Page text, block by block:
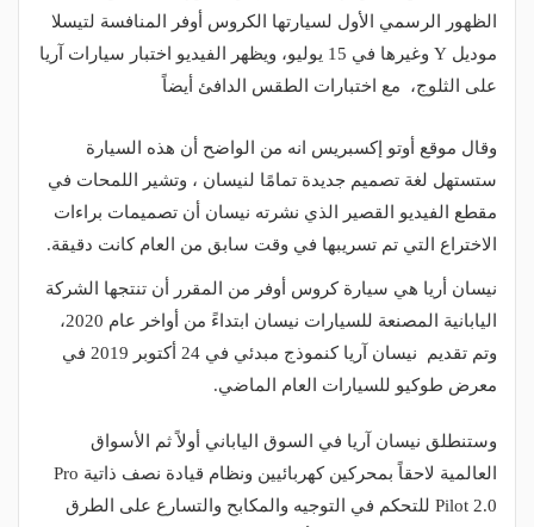
الظهور الرسمي الأول لسيارتها الكروس أوفر المنافسة لتيسلا
موديل Y وغيرها في 15 يوليو، ويظهر الفيديو اختبار سيارات آريا
على الثلوج، مع اختبارات الطقس الدافئ أيضاً
وقال موقع أوتو إكسبريس انه من الواضح أن هذه السيارة
ستستهل لغة تصميم جديدة تمامًا لنيسان ، وتشير اللمحات في
مقطع الفيديو القصير الذي نشرته نيسان أن تصميمات براءات
الاختراع التي تم تسريبها في وقت سابق من العام كانت دقيقة.
نيسان أريا هي سيارة كروس أوفر من المقرر أن تنتجها الشركة
اليابانية المصنعة للسيارات نيسان ابتداءً من أواخر عام 2020،
وتم تقديم نيسان آريا كنموذج مبدئي في 24 أكتوبر 2019 في
معرض طوكيو للسيارات العام الماضي.
وستنطلق نيسان آريا في السوق الياباني أولاً ثم الأسواق
العالمية لاحقاً بمحركين كهربائيين ونظام قيادة نصف ذاتية Pro
Pilot 2.0 للتحكم في التوجيه والمكابح والتسارع على الطرق